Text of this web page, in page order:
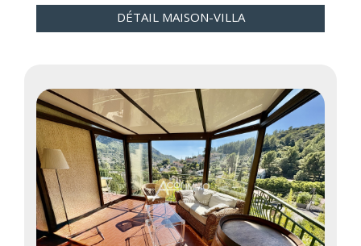
DÉTAIL MAISON-VILLA